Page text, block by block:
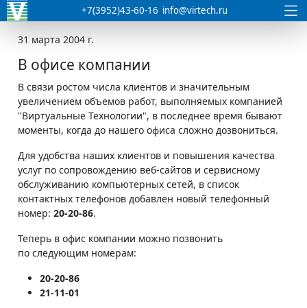
+7(3952)43-60-16 info@virtech.ru
31 марта 2004 г.
В офисе компании
В связи ростом числа клиентов и значительным
увеличением объемов работ, выполняемых компанией
"Виртуальные Технологии", в последнее время бывают
моменты, когда до нашего офиса сложно дозвониться.
Для удобства наших клиентов и повышения качества
услуг по сопровождению веб-сайтов и сервисному
обслуживанию компьютерных сетей, в список
контактных телефонов добавлен новый телефонный
номер: 20-20-86.
Теперь в офис компании можно позвонить
по следующим номерам:
20-20-86
21-11-01